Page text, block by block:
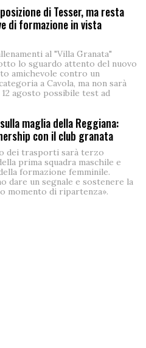
di Tesser, ma resta
di formazione in vista
al "Villa Granata"
lo sguardo attento del nuovo
amichevole contro un
a Cavola, ma non sarà
agosto possibile test ad
maglia della Reggiana:
con il club granata
dei trasporti sarà terzo
prima squadra maschile e
formazione femminile.
dare un segnale e sostenere la
momento di ripartenza».